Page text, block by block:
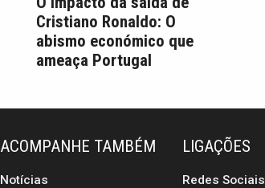
Cristiano Ronaldo: O
abismo económico que
ameaça Portugal
ACOMPANHE TAMBÉM
Notícias
LIGAÇÕES
Redes Sociais